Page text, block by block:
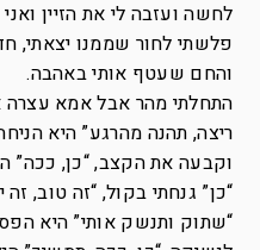
לחשה ועזבה לי את הזיין
פלשתי לחור שממנו יצאתי,
והחם שעטף אותי באהבה.
התחלתי מהר אבל אמא עצרה
ריצה, תהנה מהרגע” היא
וקבעה את הקצב, “כן, ככה”
“כן” גנחתי בקול, “זה טוב, זה
“שתוק ותנשק אותי” היא